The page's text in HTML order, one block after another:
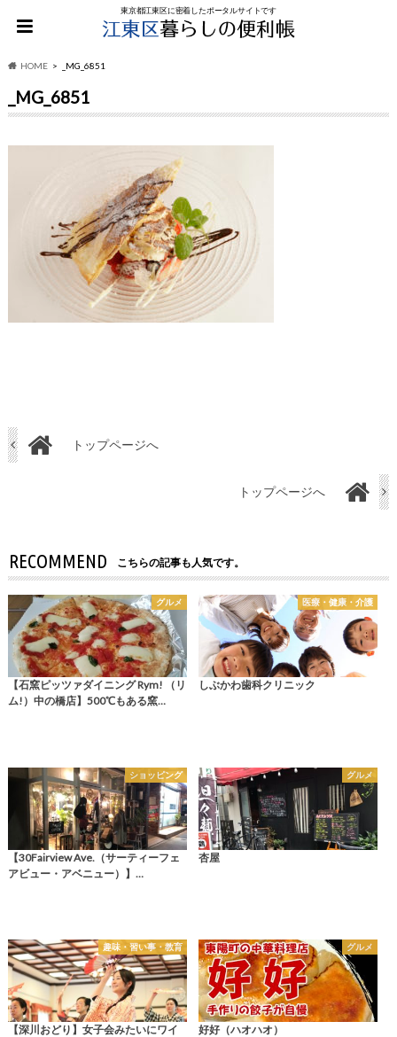
東京都江東区に密着したポータルサイトです
HOME _MG_6851
_MG_6851
トップページへ
トップページへ
RECOMMEND こちらの記事も人気です。
グルメ
【石窯ピッツァダイニング Rym! （リ
ム!）中の橋店】500℃もある窯…
医療・健康・介護
しぶかわ歯科クリニック
ショッピング
【30Fairview Ave.（サーティーフェ
アビュー・アベニュー）】…
グルメ
杏屋
趣味・習い事・教育
【深川おどり】女子会みたいにワイ
グルメ
好好（ハオハオ）